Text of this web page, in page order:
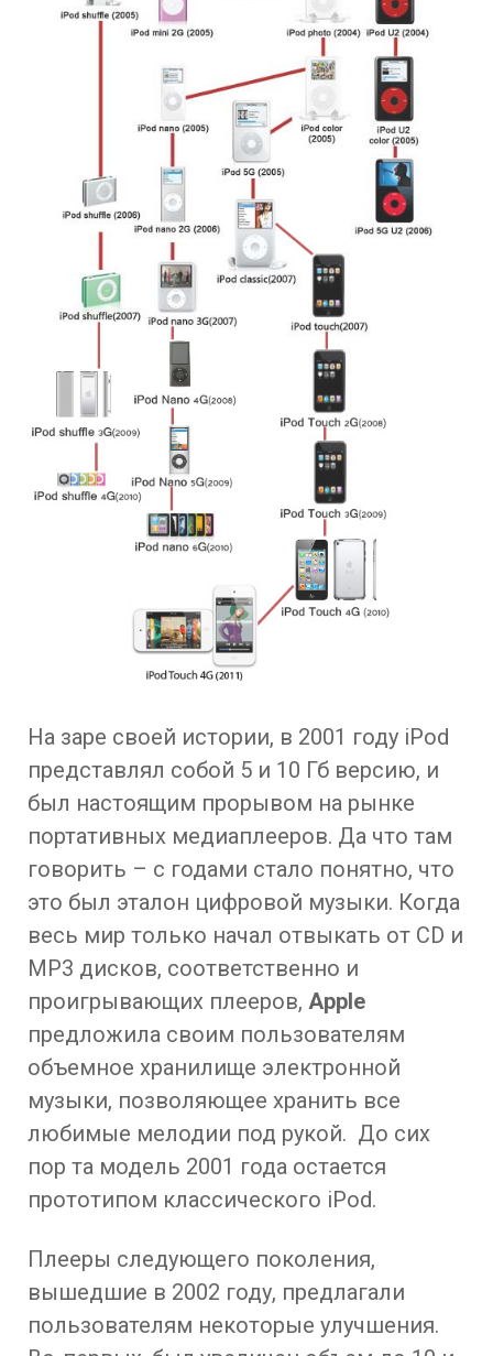
На заре своей истории, в 2001 году iPod
представлял собой 5 и 10 Гб версию, и
был настоящим прорывом на рынке
портативных медиаплееров. Да что там
говорить – с годами стало понятно, что
это был эталон цифровой музыки. Когда
весь мир только начал отвыкать от CD и
MP3 дисков, соответственно и
проигрывающих плееров, Apple
предложила своим пользователям
объемное хранилище электронной
музыки, позволяющее хранить все
любимые мелодии под рукой. До сих
пор та модель 2001 года остается
прототипом классического iPod.
Плееры следующего поколения,
вышедшие в 2002 году, предлагали
пользователям некоторые улучшения.